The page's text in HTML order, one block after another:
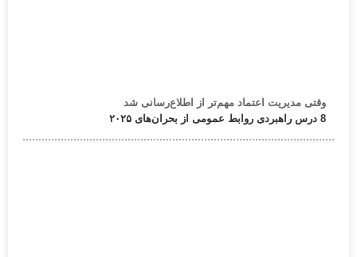
وقتی مدیریت اعتماد مهم‌تر از اطلاع‌رسانی شد
8 درس راهبردی روابط عمومی از بحران‌های ۲۰۲۵